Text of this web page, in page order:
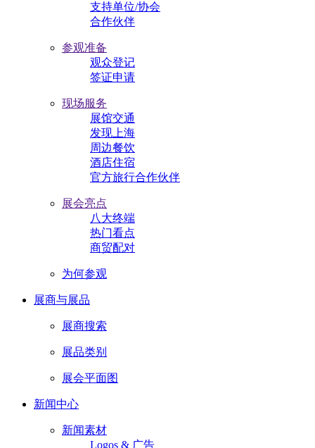
支持单位/协会
合作伙伴
参观准备
观众登记
签证申请
现场服务
展馆交通
发现上海
周边餐饮
酒店住宿
官方旅行合作伙伴
展会亮点
八大终端
热门看点
商贸配对
为何参观
展商与展品
展商搜索
展品类别
展会平面图
新闻中心
新闻素材
Logos & 广告